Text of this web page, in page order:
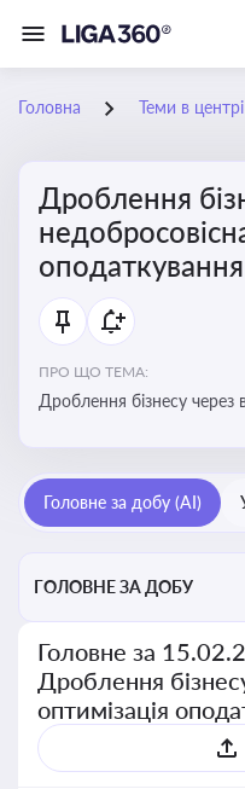
Головна Теми в
Дроблення
оподаткування
ПРО ЩО ТЕМА:
Дроблення бізнесу
Головне за добу (AI)
ГОЛОВНЕ ЗА ДОБУ
Головне за
Дроблення
оптимізація